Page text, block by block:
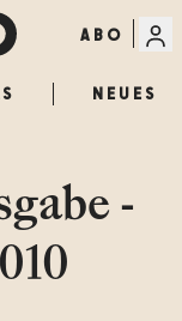
ABO
NEUES
-